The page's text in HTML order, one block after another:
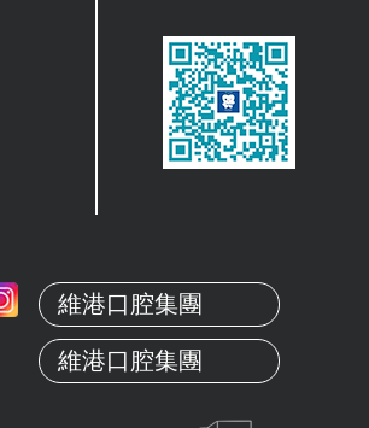
維港口腔集團
維港口腔集團